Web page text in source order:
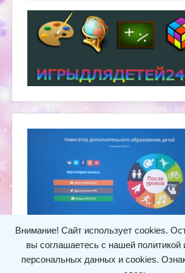
Внимание! Сайт использует cookies.
вы соглашаетесь с нашей политикой
персональных данных и cookies.